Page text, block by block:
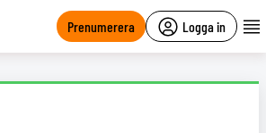
Prenumerera Logga in